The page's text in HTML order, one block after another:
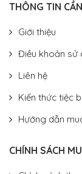
THÔNG TIN
Giới thiệu
Điều khoản sử
Liên hệ
Kiến thức tiệc
Hướng dẫn
CHÍNH SÁCH